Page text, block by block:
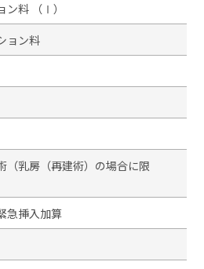
ン料 （Ⅰ）
ョン料
（乳房（再建術）の場合に限
急挿入加算